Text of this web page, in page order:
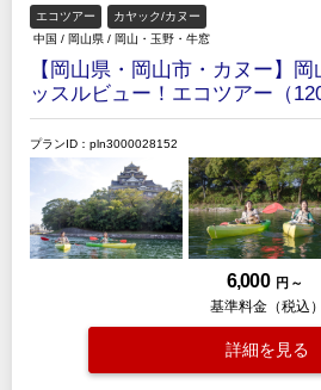
エコツアー
カヤック/カヌー
中国 / 岡山県 / 岡山・玉野・牛窓
【岡山県・岡山市・カヌー】
ッスルビュー！エコツアー（120
プランID：pln3000028152
6,000 円 ～
基準料金（税込）
詳細を見る